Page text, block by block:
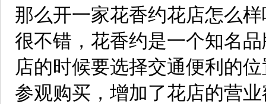
那么开一家花香约花店怎么
很不错，花香约是一个知名
店的时候要选择交通便利的
参观购买，增加了花店的营